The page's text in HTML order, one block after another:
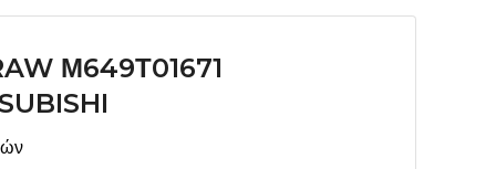
Μ649Τ01671